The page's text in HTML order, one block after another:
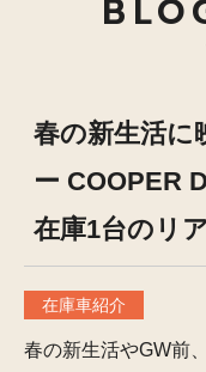
春の新生活に
ー COOPER
在庫1台のリ
在庫車紹介
春の新生活やGW前